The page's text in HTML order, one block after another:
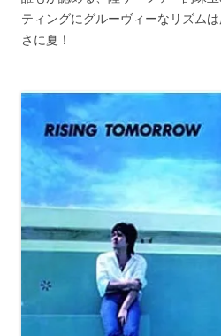
ティングにグルーヴィーなリズム
さに夏！